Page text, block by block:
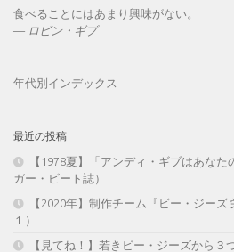
食べることにはあまり興味がない。
— ロビン・ギブ
年代別インデックス
最近の投稿
【1978夏】「アンディ・ギブはあな
ガー・ビート誌）
【2020年】制作チーム『ビー・ジー
１）
【見てね！】若きビー・ジーズから３